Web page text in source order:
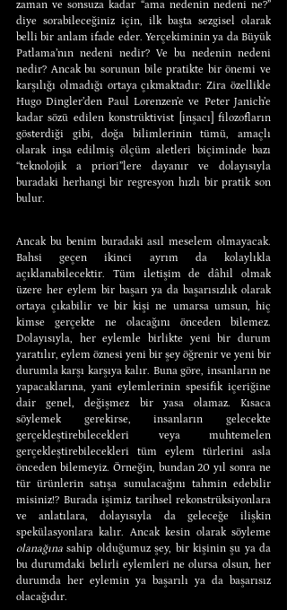
zaman ve sonsuza kadar “ama nedenin nedeni ne?”
diye sorabileceğiniz için, ilk başta sezgisel olarak
belli bir anlam ifade eder. Yerçekiminin ya da Büyük
Patlama’nın nedeni nedir? Ve bu nedenin nedeni
nedir? Ancak bu sorunun bile pratikte bir önemi ve
karşılığı olmadığı ortaya çıkmaktadır: Zira özellikle
Hugo Dingler’den Paul Lorenzen’e ve Peter Janich’e
kadar sözü edilen konstrüktivist [inşacı] filozofların
gösterdiği gibi, doğa bilimlerinin tümü, amaçlı
olarak inşa edilmiş ölçüm aletleri biçiminde bazı
“teknolojik a priori”lere dayanır ve dolayısıyla
buradaki herhangi bir regresyon hızlı bir pratik son
bulur.
Ancak bu benim buradaki asıl meselem olmayacak.
Bahsi geçen ikinci ayrım da kolaylıkla
açıklanabilecektir. Tüm iletişim de dâhil olmak
üzere her eylem bir başarı ya da başarısızlık olarak
ortaya çıkabilir ve bir kişi ne umarsa umsun, hiç
kimse gerçekte ne olacağını önceden bilemez.
Dolayısıyla, her eylemle birlikte yeni bir durum
yaratılır, eylem öznesi yeni bir şey öğrenir ve yeni bir
durumla karşı karşıya kalır. Buna göre, insanların ne
yapacaklarına, yani eylemlerinin spesifik içeriğine
dair genel, değişmez bir yasa olamaz. Kısaca
söylemek gerekirse, insanların gelecekte
gerçekleştirebilecekleri veya muhtemelen
gerçekleştirebilecekleri tüm eylem türlerini asla
önceden bilemeyiz. Örneğin, bundan 20 yıl sonra ne
tür ürünlerin satışa sunulacağını tahmin edebilir
misiniz!? Burada işimiz tarihsel rekonstrüksiyonlara
ve anlatılara, dolayısıyla da geleceğe ilişkin
olanağına sahip olduğumuz şey, bir kişinin şu ya da
bu durumdaki belirli eylemleri ne olursa olsun, her
durumda her eylemin ya başarılı ya da başarısız
olacağıdır.